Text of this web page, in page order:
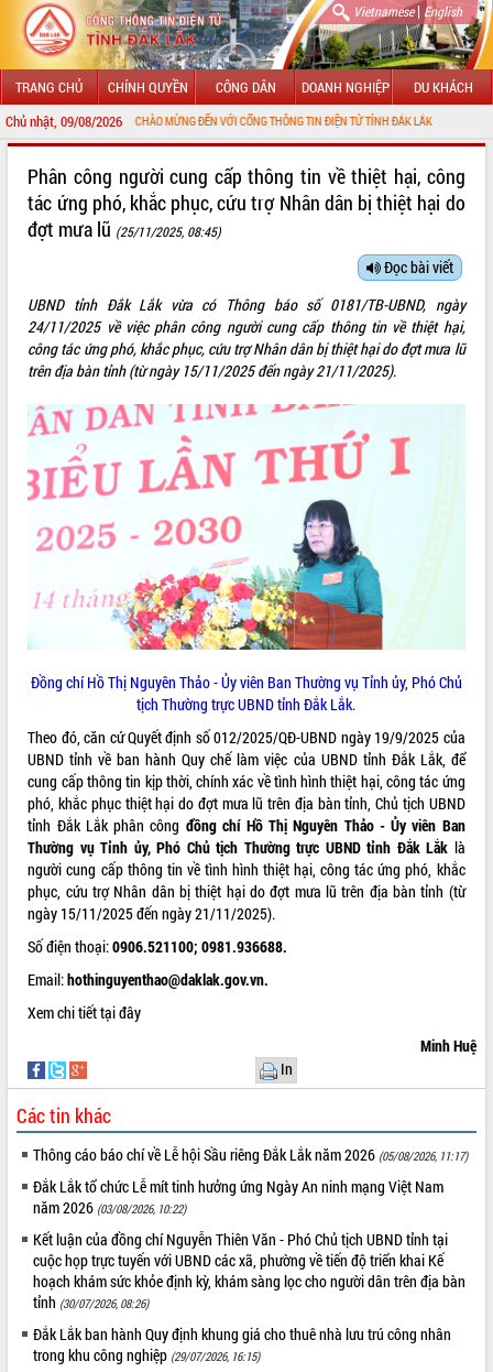
Vietnamese| English
TRANG CHỦ CHÍNH QUYỀN CÔNG DÂN DOANH NGHIỆP DU KHÁCH
Chủ nhật, 09/08/2026CHÀO MỪNG ĐẾN VỚI CỔNG THÔNG TIN ĐIỆN TỬ TỈNH ĐẮK LẮK
LÃNH ĐẠO UBND TỈNH
SỞ, BAN, NGÀNH
UBND CÁC XÃ, PHƯỜNG
HỆ THỐNG VĂN BẢN
VĂN BẢN HĐND TỈNH
ĐIỂM TIN VĂN BẢN
VIDEO
Khám bệnh, cấp phát thuốc miễn phí
và tặng quà người dân xã Cư Pui
Hội nghị UBND tỉnh Đắk Lắk thường kỳ
tháng 7/2026
Lễ truy tặng danh hiệu “Bà Mẹ Việt
Nam Anh hùng” và trao Huân chương
Lao động
UBND tỉnh Đắk Lắk triển khai nhiệm
vụ 6 tháng cuối năm 2026
Kỳ họp thứ Hai, Hội đồng nhân dân
tỉnh khóa XI quyết nghị nhiều nội dung
quan trọng
ALBUM ẢNH
Phân công người cung cấp thông tin về thiệt hại, công
tác ứng phó, khắc phục, cứu trợ Nhân dân bị thiệt hại do
đợt mưa lũ (25/11/2025, 08:45)
Đọc bài viết
UBND tỉnh Đắk Lắk vừa có Thông báo số 0181/TB-UBND, ngày
24/11/2025 về việc phân công người cung cấp thông tin về thiệt hại,
công tác ứng phó, khắc phục, cứu trợ Nhân dân bị thiệt hại do đợt mưa lũ
trên địa bàn tỉnh (từ ngày 15/11/2025 đến ngày 21/11/2025).
Đồng chí Hồ Thị Nguyên Thảo - Ủy viên Ban Thường vụ Tỉnh ủy, Phó Chủ
tịch Thường trực UBND tỉnh Đắk Lắk.
Theo đó, căn cứ Quyết định số 012/2025/QĐ-UBND ngày 19/9/2025 của
UBND tỉnh về ban hành Quy chế làm việc của UBND tỉnh Đắk Lắk, để
cung cấp thông tin kịp thời, chính xác về tình hình thiệt hại, công tác ứng
phó, khắc phục thiệt hại do đợt mưa lũ trên địa bàn tỉnh, Chủ tịch UBND
tỉnh Đắk Lắk phân công đồng chí Hồ Thị Nguyên Thảo - Ủy viên Ban
Thường vụ Tỉnh ủy, Phó Chủ tịch Thường trực UBND tỉnh Đắk Lắk là
người cung cấp thông tin về tình hình thiệt hại, công tác ứng phó, khắc
phục, cứu trợ Nhân dân bị thiệt hại do đợt mưa lũ trên địa bàn tỉnh (từ
ngày 15/11/2025 đến ngày 21/11/2025).
Số điện thoại:0906.521100; 0981.936688.
Email:hothinguyenthao@daklak.gov.vn.
Xem chi tiết tạiđây
Minh Huệ
In
Các tin khác
Thông cáo báo chí về Lễ hội Sầu riêng Đắk Lắk năm 2026 (05/08/2026, 11:17)
Đắk Lắk tổ chức Lễ mít tinh hưởng ứng Ngày An ninh mạng Việt Nam
năm 2026 (03/08/2026, 10:22)
Kết luận của đồng chí Nguyễn Thiên Văn - Phó Chủ tịch UBND tỉnh tại
cuộc họp trực tuyến với UBND các xã, phường về tiến độ triển khai Kế
hoạch khám sức khỏe định kỳ, khám sàng lọc cho người dân trên địa bàn
tỉnh (30/07/2026, 08:26)
Đắk Lắk ban hành Quy định khung giá cho thuê nhà lưu trú công nhân
trong khu công nghiệp (29/07/2026, 16:15)